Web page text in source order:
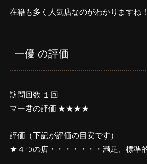
在籍も多く人気店なのがわかりますね！
一優 の評価
訪問回数 １回
マー君の評価 ★★★★
評価（下記が評価の目安です）
★４つの店・・・・・・・満足、標準